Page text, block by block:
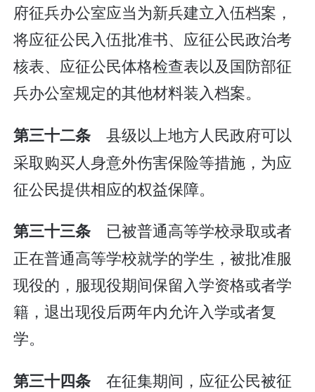
府征兵办公室应当为新兵建立入伍档案，
将应征公民入伍批准书、应征公民政治考
核表、应征公民体格检查表以及国防部征
兵办公室规定的其他材料装入档案。
第三十二条 县级以上地方人民政府可以
采取购买人身意外伤害保险等措施，为应
征公民提供相应的权益保障。
第三十三条 已被普通高等学校录取或者
正在普通高等学校就学的学生，被批准服
现役的，服现役期间保留入学资格或者学
籍，退出现役后两年内允许入学或者复
学。
第三十四条 在征集期间，应征公民被征